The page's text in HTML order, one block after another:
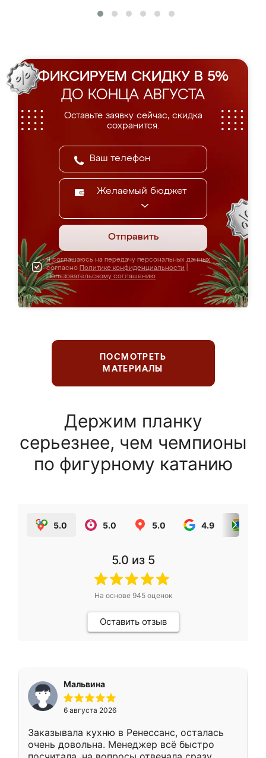
ФИКСИРУЕМ СКИДКУ В 5%
ДО КОНЦА АВГУСТА
Оставьте заявку сейчас, скидка
сохранится.
Желаемый бюджет
Отправить
Я соглашаюсь на передачу персональных данных
согласно Политике конфиденциальности
Пользовательскому соглашению
ПОСМОТРЕТЬ
МАТЕРИАЛЫ
Держим планку
серьезнее, чем чемпионы
по фигурному катанию
5.0 5.0 5.0 4.9
5.0 из 5
На основе 945оценок
Оставить отзыв
Мальвина
6 августа 2026
Заказывала кухню в Ренессанс, осталась
очень довольна. Менеджер всё быстро